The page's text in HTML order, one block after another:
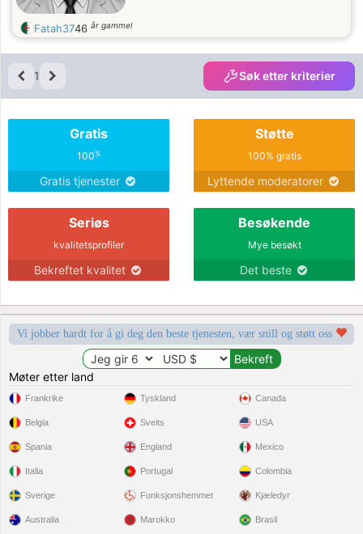
Fatah3746 år gammel
1 Søk etter kriterier
Gratis
100%
Gratis tjenester
Støtte
100% gratis
Lyttende moderatorer
Seriøs
kvalitetsprofiler
Bekreftet kvalitet
Besøkende
Mye besøkt
Det beste
Vi jobber hardt for å gi deg den beste tjenesten, vær snill og støtt oss
Møter etter land
Frankrike
Belgia
Spania
Italia
Sverige
Tyskland
Sveits
England
Portugal
Funksjonshemmet
Canada
USA
Mexico
Colombia
Kjæledyr
Australia Marokko Brasil